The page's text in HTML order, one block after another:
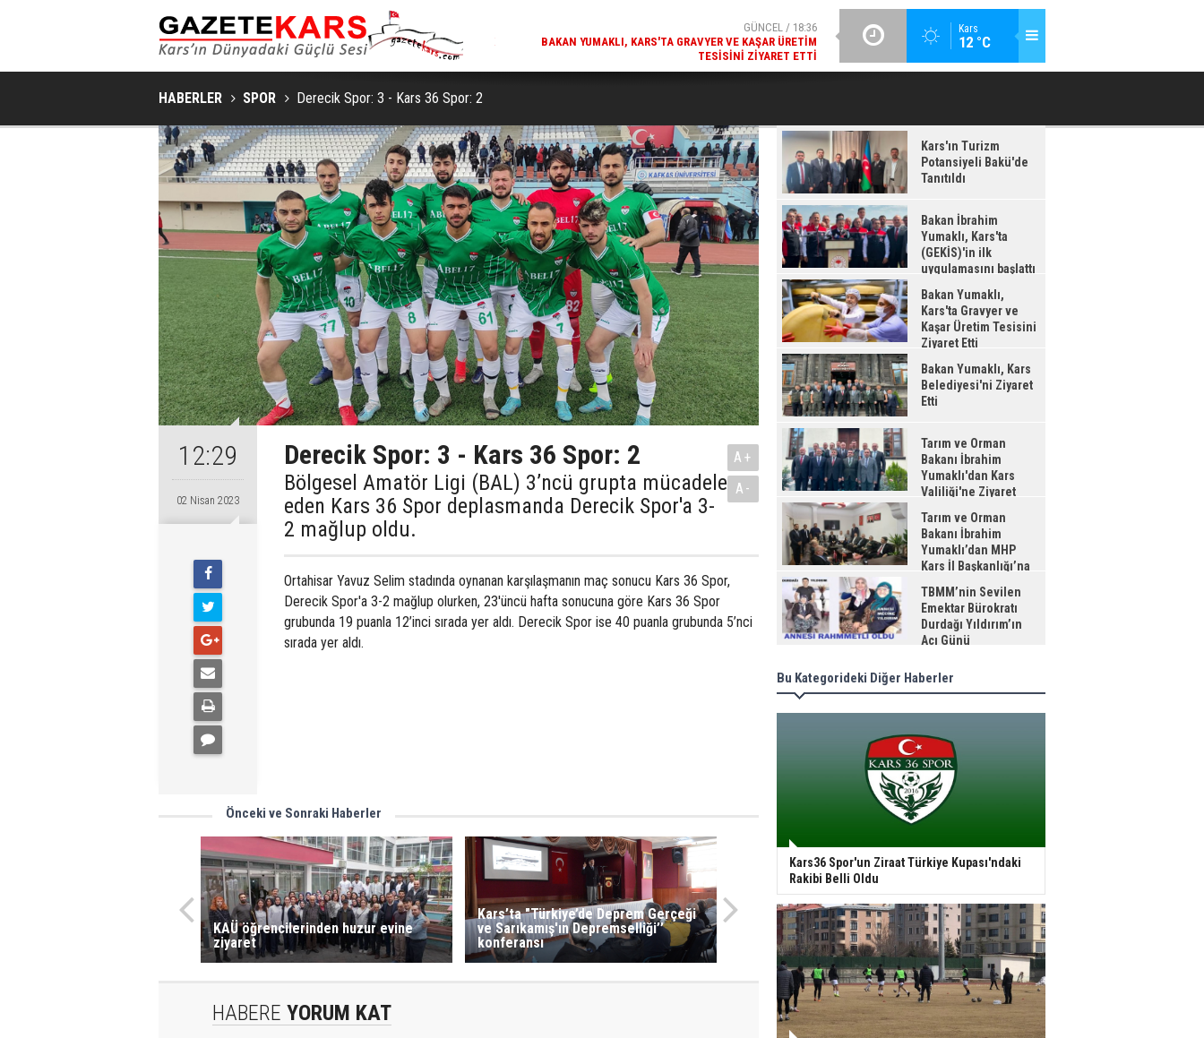
Kars
12 °C
GÜNCEL / 18:38
BAKÜ'DE TANITILDI
BAKAN İBRAHIM YUMAKLI, KARS'TA (GEKİS)'IN ILK
UYGULAMASINI BAŞLATTI
GÜNCEL / 18:36
BAKAN YUMAKLI, KARS'TA GRAVYER VE KAŞAR ÜRETIM
TESISINI ZIYARET ETTI
BAKAN YUMAKLI, KARS BELEDIYESI'NI ZIYARET ETTI
HABERLER SPOR Derecik Spor: 3 - Kars 36 Spor: 2
12:29
02 Nisan 2023
Derecik Spor: 3 - Kars 36 Spor: 2
Bölgesel Amatör Ligi (BAL) 3’ncü grupta mücadele
eden Kars 36 Spor deplasmanda Derecik Spor'a 3-
2 mağlup oldu.
A+
A-
Ortahisar Yavuz Selim stadında oynanan karşılaşmanın maç sonucu Kars 36 Spor,
Derecik Spor'a 3-2 mağlup olurken, 23'üncü hafta sonucuna göre Kars 36 Spor
grubunda 19 puanla 12’inci sırada yer aldı. Derecik Spor ise 40 puanla grubunda 5’nci
sırada yer aldı.
Önceki ve Sonraki Haberler
KAÜ öğrencilerinden huzur evine
ziyaret
Kars’ta "Türkiye’de Deprem Gerçeği
ve Sarıkamış'ın Depremselliği’’
konferansı
HABERE YORUM KAT
Kars'ın Turizm
Potansiyeli Bakü'de
Tanıtıldı
Bakan İbrahim
Yumaklı, Kars'ta
(GEKİS)'in ilk
uygulamasını başlattı
Bakan Yumaklı,
Kars'ta Gravyer ve
Kaşar Üretim Tesisini
Ziyaret Etti
Bakan Yumaklı, Kars
Belediyesi'ni Ziyaret
Etti
Tarım ve Orman
Bakanı İbrahim
Yumaklı'dan Kars
Valiliği'ne Ziyaret
Tarım ve Orman
Bakanı İbrahim
Yumaklı’dan MHP
Kars İl Başkanlığı’na
Ziyaret
TBMM’nin Sevilen
Emektar Bürokratı
Durdağı Yıldırım’ın
Acı Günü
Bu Kategorideki Diğer Haberler
Kars36 Spor'un Ziraat Türkiye Kupası'ndaki
Rakibi Belli Oldu